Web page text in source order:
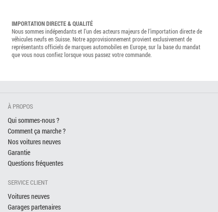
IMPORTATION DIRECTE & QUALITÉ
Nous sommes indépendants et l’un des acteurs majeurs de l’importation directe de
véhicules neufs en Suisse. Notre approvisionnement provient exclusivement de
représentants officiels de marques automobiles en Europe, sur la base du mandat
que vous nous confiez lorsque vous passez votre commande.
À PROPOS
Qui sommes-nous ?
Comment ça marche ?
Nos voitures neuves
Garantie
Questions fréquentes
SERVICE CLIENT
Voitures neuves
Garages partenaires